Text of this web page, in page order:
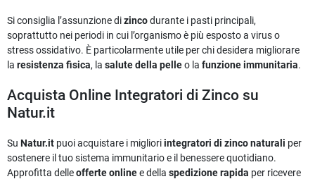
Si consiglia l’assunzione dizincodurante i pasti principali,
soprattutto nei periodi in cui l’organismo è più esposto a virus o
stress ossidativo. È particolarmente utile per chi desidera migliorare
la resistenza fisica, la salute della pelleo la funzione immunitaria.
Acquista Online Integratori di Zinco su
Natur.it
Su Natur.it puoi acquistare i miglioriintegratori di zinco naturali per
sostenere il tuo sistema immunitario e il benessere quotidiano.
Approfitta delleofferte onlinee della spedizione rapida per ricevere